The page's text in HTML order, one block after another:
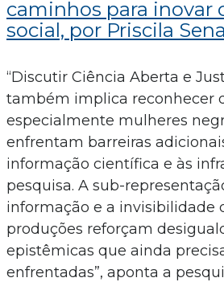
caminhos para inovar
social, por Priscila Sena
“Discutir Ciência Aberta e
também implica reconhecer
especialmente mulheres
enfrentam barreiras
informação científica e às
pesquisa. A sub-
informação e a invisibilidade
produções reforçam
epistêmicas que ainda
enfrentadas”, aponta a